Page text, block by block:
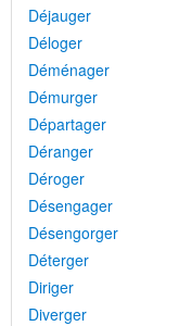
Déjauger
Déloger
Déménager
Démurger
Départager
Déranger
Déroger
Désengager
Désengorger
Déterger
Diriger
Diverger